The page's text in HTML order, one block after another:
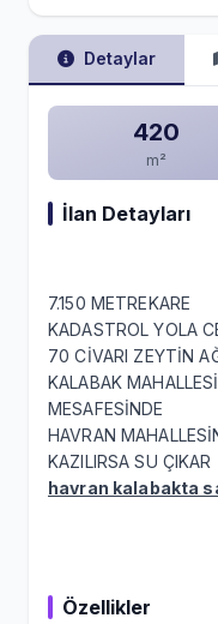
Detaylar
420
m²
İlan Detayları
7.150 METREKARE
KADASTROL YOLA
70 CİVARI ZEYTİN
KALABAK
MESAFESİNDE
HAVRAN
KAZILIRSA SU ÇIKAR
havran kalabakta
Özellikler